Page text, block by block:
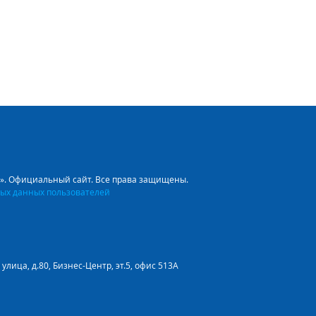
Официальный сайт. Все права защищены.
данных пользователей
д.80, Бизнес-Центр, эт.5, офис 513А